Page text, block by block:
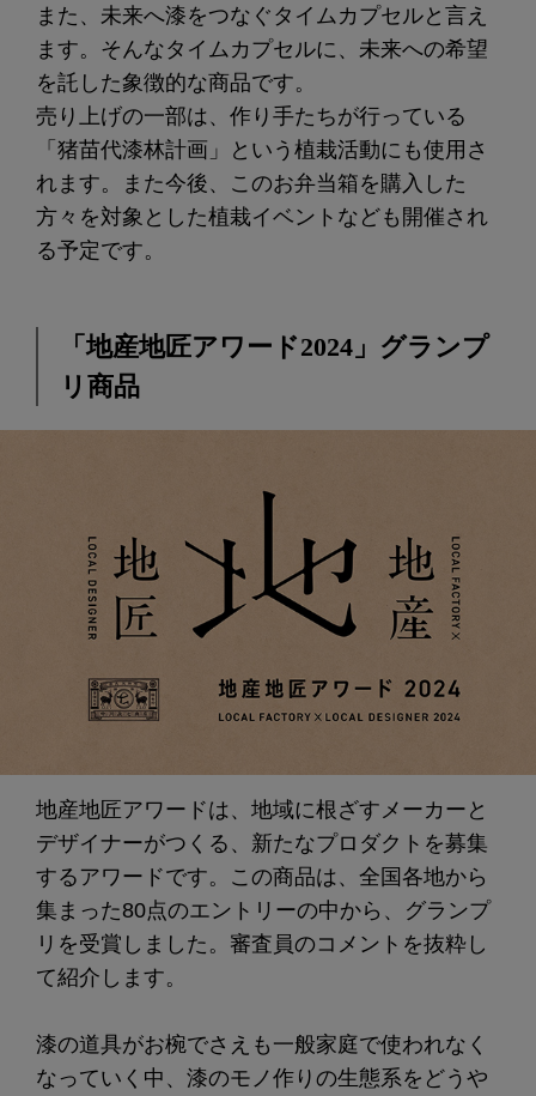
また、未来へ漆をつなぐタイムカプセルと言え
ます。そんなタイムカプセルに、未来への希望
を託した象徴的な商品です。
売り上げの一部は、作り手たちが行っている
「猪苗代漆林計画」という植栽活動にも使用さ
れます。また今後、このお弁当箱を購入した
方々を対象とした植栽イベントなども開催され
る予定です。
「地産地匠アワード2024」グランプ
リ商品
地産地匠アワードは、地域に根ざすメーカーと
デザイナーがつくる、新たなプロダクトを募集
するアワードです。この商品は、全国各地から
集まった80点のエントリーの中から、グランプ
リを受賞しました。審査員のコメントを抜粋し
て紹介します。
漆の道具がお椀でさえも一般家庭で使われなく
なっていく中、漆のモノ作りの生態系をどうや